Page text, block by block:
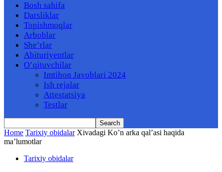
Bosh sahifa
Darsliklar
Topishmoqlar
Arboblar
She’rlar
Abituriyentlar
O’qituvchilar
Imtihon Javoblari 2024
Ish rejalar
Attestatsiya
Testlar
Home Tarixiy obidalar Xivadagi Ko’n arka qal’asi haqida
ma’lumotlar
Tarixiy obidalar